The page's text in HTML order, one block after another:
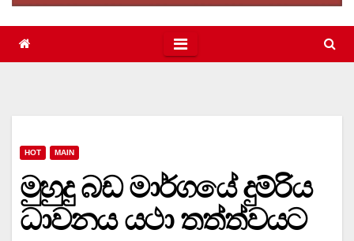
HOT MAIN
මුහුදු බඩ මාර්ගයේ දුම්රිය
ධාවනය යථා තත්ත්වයට